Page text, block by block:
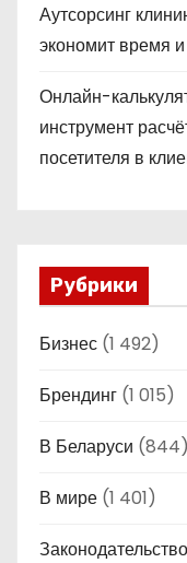
Аутсорсинг
экономит время
Онлайн-
инструмент
посетителя в
Рубрики
Бизнес (1 492)
Брендинг (1 015)
В Беларуси (844)
В мире (1 401)
Законодательство